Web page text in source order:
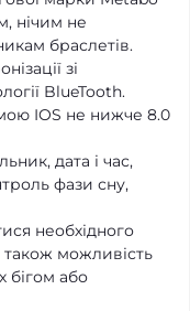
нічим не
браслетів.
зі
BlueTooth.
IOS не нижче 8.0
дата і час,
фази сну,
необхідного
також можливість
бігом або